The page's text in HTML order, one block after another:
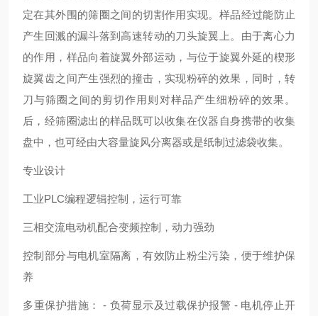
定在其外围的筛圈之间的切割作用实现。样品经过能防止
产生回溅的漏斗落到高速转动的刀头旋翼上。由于离心力
的作用，样品向着旋翼外部运动，与位于旋翼外延的楔形
旋翼齿之间产生强烈的撞击，实现粉碎的效果，同时，转
刀与筛圈之间的剪切作用则对样品产生细粉碎的效果。
后，经筛圈滤出的样品既可以收集在仪器自身携带的收集
盘中，也可经由大容量旋风分离器或是纸制过滤袋收集。
专业设计
工业PLC编程逻辑控制，运行可靠
三相交流电动机配合变频控制，动力强劲
控制部分与电机室隔离，有效防止粉尘污染，便于维护保
养
多重保护措施： - 负荷显示及过载保护报警 - 电机停止开